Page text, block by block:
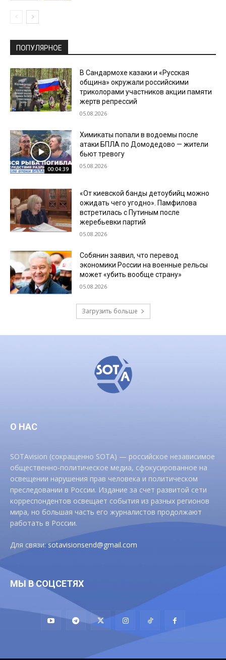
ПОПУЛЯРНОЕ
В Сандармохе казаки и «Русская
община» окружали российскими
триколорами участников акции памяти
жертв репрессий
05.08.2026
00:04:39
Химикаты попали в водоемы после
атаки БПЛА по Домодедово — жители
бьют тревогу
05.08.2026
«От киевской банды детоубийц можно
ожидать чего угодно». Памфилова
встретилась с Путиным после
жеребьевки партий
05.08.2026
Собянин заявил, что перевод
экономики России на военные рельсы
может «убить вообще страну»
05.08.2026
Загрузить больше
О НАС
SOTAvision (сокращенно SOTA) — российское независимое
общественно-политическое медиа, сфокусированное на
освещении нарушения прав человека и политическом
преследовании в России. Издание за счет развитой сети
корреспондентов освещает события из разных регионов
мира, но большая часть его журналистов продолжают
работать в России.
Для связи:sotavisionsend@gmail.com
МЫ В СОЦСЕТЯХ